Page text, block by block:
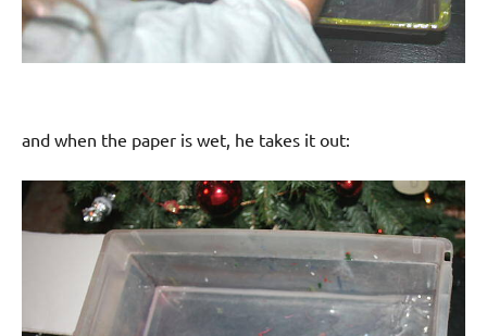
and when the paper is wet, he takes it out: